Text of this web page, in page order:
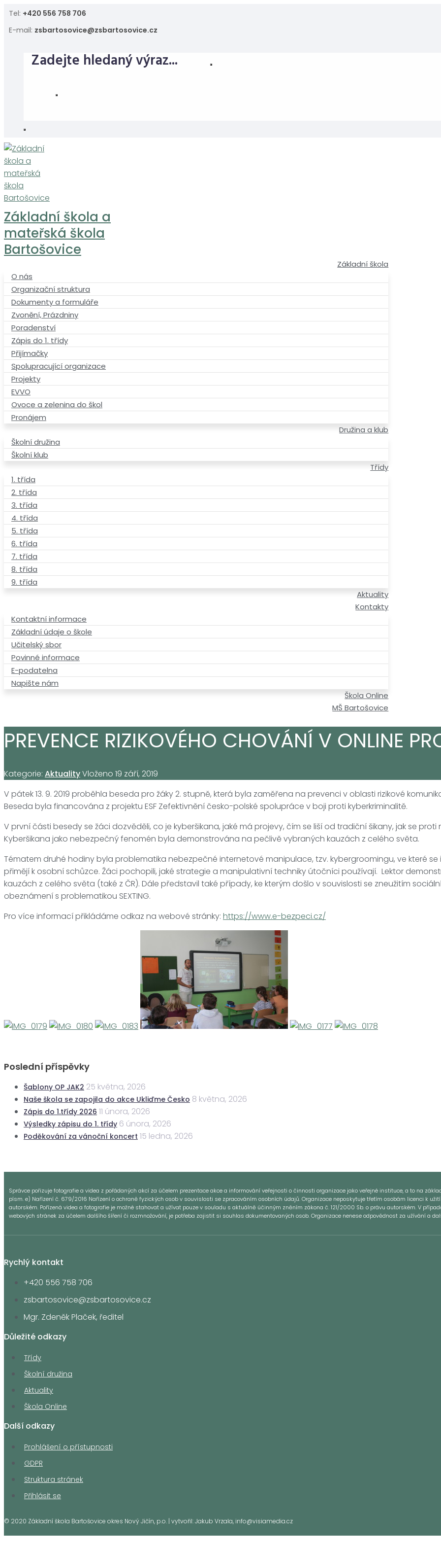
Skip
content
Tel: +420 556 758 706
E-mail: zsbartosovice@zsbartosovice.cz
Základní škola a
mateřská škola
Bartošovice
Základní škola
O nás
Organizační struktura
Dokumenty a formuláře
Zvonění, Prázdniny
Poradenství
Zápis do 1. třídy
Přijímačky
Spolupracující organizace
Projekty
EVVO
Ovoce a zelenina do škol
Pronájem
Družina a klub
Školní družina
Školní klub
Třídy
1. třída
2. třída
3. třída
4. třída
5. třída
6. třída
7. třída
8. třída
9. třída
Aktuality
Kontakty
Kontaktní informace
Základní údaje o škole
Učitelský sbor
Povinné informace
E-podatelna
Napište nám
Škola Online
MŠ Bartošovice
PREVENCE RIZIKOVÉHO CHOVÁNÍ V ONLINE
Kategorie: AktualityVloženo 19 září, 2019
V pátek 13. 9. 2019 proběhla beseda pro žáky 2. stupně, která byla zaměřena na prevenci v oblasti rizikové
Beseda byla financována z projektu ESF Zefektivnění česko-polské spolupráce v boji proti kyberkriminalitě.
V první části besedy se žáci dozvěděli, co je kyberšikana, jaké má projevy, čím se liší od tradiční šikany, jak se
Kyberšikana jako nebezpečný fenomén byla demonstrována na pečlivě vybraných kauzách z celého světa.
Tématem druhé hodiny byla problematika nebezpečné internetové manipulace, tzv. kybergroomingu, ve které
přimějí k osobní schůzce. Žáci pochopili, jaké strategie a manipulativní techniky útočníci používají. Lektor
kauzách z celého světa (také z ČR). Dále představil také případy, ke kterým došlo v souvislosti se zneužitím
obeznámení s problematikou SEXTING.
Pro více informací přikládáme odkaz na webové stránky: https://www.e-bezpeci.cz/
Poslední příspěvky
Šablony OP JAK2 25 května, 2026
Naše škola se zapojila do akce Ukliďme Česko 8 května, 2026
Zápis do 1.třídy 2026 11 února, 2026
Výsledky zápisu do 1. třídy 6 února, 2026
Poděkování za vánoční koncert 15 ledna, 2026
Správce pořizuje fotografie a videa z pořádaných akcí za účelem prezentace akce a informování veřejnosti o činnosti organizace jako veřejné instituce, a to na
písm. e) Nařízení č. 679/2016 Nařízení o ochraně fyzických osob v souvislosti se zpracováním osobních údajů. Organizace neposkytuje třetím osobám licenci k
autorském. Pořízená videa a fotografie je možné stahovat a užívat pouze v souladu s aktuálně účinným zněním zákona č. 121/2000 Sb. o právu autorském. V
webových stránek za účelem dalšího šíření či rozmnožování, je potřeba zajistit si souhlas dokumentovaných osob. Organizace nenese odpovědnost za užívání a
Rychlý kontakt
+420 556 758 706
zsbartosovice@zsbartosovice.cz
Mgr. Zdeněk Plaček, ředitel
Důležité odkazy
Třídy
Školní družina
Aktuality
Škola Online
Další odkazy
Prohlášení o přístupnosti
GDPR
Struktura stránek
Přihlásit se
© 2020 Základní škola Bartošovice okres Nový Jičín, p.o. | vytvořil: Jakub Vrzala, info@visiamedia.cz